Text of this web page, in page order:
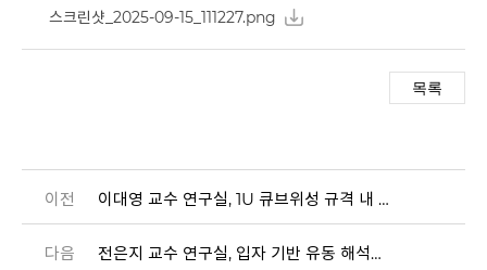
스크린샷_2025-09-15_111227.png
이전 이대영 교수 연구실, 1U 큐브위성 규격 내 수납 가능한 GNSS-RO 전개형 메쉬 반사판 안테나 개발
다음 전은지 교수 연구실, 입자 기반 유동 해석의 복사 평형 경계 조건 구현 및 촉매성 표면 상관관계 분석